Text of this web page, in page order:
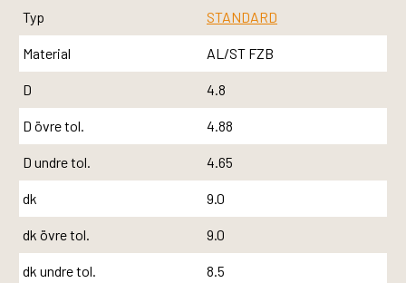
Typ STANDARD
Material AL/ST FZB
D 4.8
D övre tol. 4.88
D undre tol. 4.65
dk 9.0
dk övre tol. 9.0
dk undre tol. 8.5